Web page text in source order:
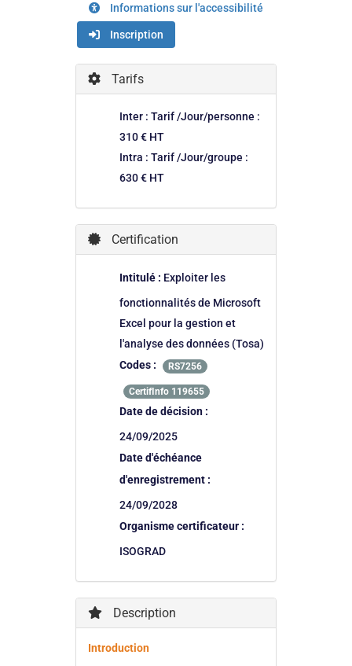
Informations sur l'accessibilité
Inscription
Tarifs
Inter : Tarif /Jour/personne :
310 € HT
Intra : Tarif /Jour/groupe :
630 € HT
Certification
Intitulé : Exploiter les
fonctionnalités de Microsoft
Excel pour la gestion et
l'analyse des données (Tosa)
Codes :
RS7256
CertifInfo 119655
Date de décision :
24/09/2025
Date d'échéance
d'enregistrement :
24/09/2028
Organisme certificateur :
ISOGRAD
Description
Introduction